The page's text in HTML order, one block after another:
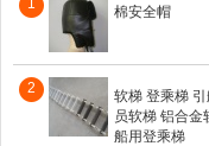
1 棉安全帽
2
软梯 登乘梯
员软梯 铝合金
船用登乘梯